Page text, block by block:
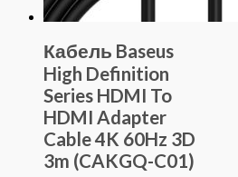
Кабель Baseus
High Definition
Series HDMI To
HDMI Adapter
Cable 4K 60Hz 3D
3m (CAKGQ-C01)